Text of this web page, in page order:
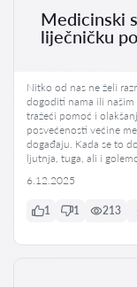
Medicinski
liječničku
Nitko od nas ne želi
dogoditi nama ili
tražeći pomoć i
posvećenosti većine
događaju. Kada se to
ljutnja, tuga, ali i
6.12.2025
1 1 213